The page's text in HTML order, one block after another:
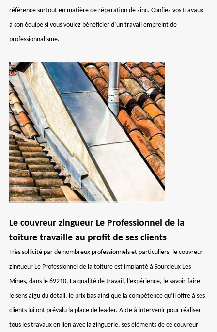
référence surtout en matière de réparation de zinc. Confiez vos travaux
à son équipe si vous voulez bénéficier d’un travail empreint de
professionnalisme.
Le couvreur zingueur Le Professionnel de la
toiture travaille au profit de ses clients
Très sollicité par de nombreux professionnels et particuliers, le couvreur
zingueur Le Professionnel de la toiture est implanté à Sourcieux Les
Mines, dans le 69210. La qualité de travail, l’expérience, le savoir-faire,
le sens aigu du détail, le prix bas ainsi que la compétence qu’il offre à ses
clients lui ont prévalu la place de leader. Apte à intervenir pour réaliser
tous les travaux en lien avec la zinguerie, ses éléments de ce couvreur